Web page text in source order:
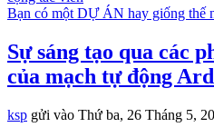
Bạn có một DỰ ÁN hay giống thế
Sự sáng tạo qua các
của mạch tự động
ksp gửi vào Thứ ba, 26 Tháng 5,